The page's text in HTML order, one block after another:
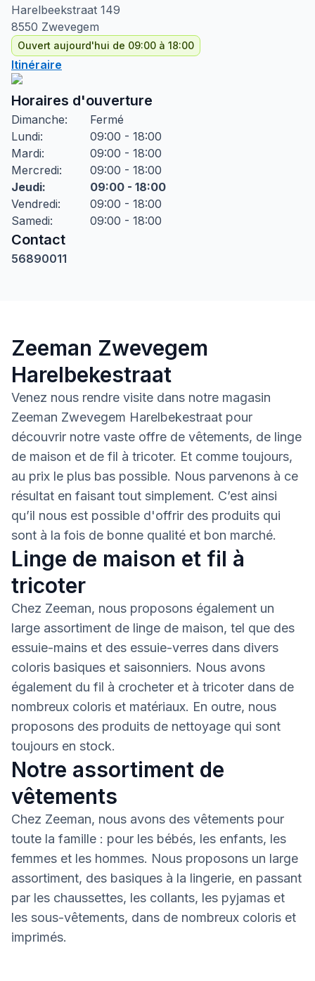
Harelbeekstraat 149
8550 Zwevegem
Ouvert aujourd'hui de 09:00 à 18:00
Itinéraire
Horaires d'ouverture
Dimanche:
Fermé
Lundi:
09:00 - 18:00
Mardi:
09:00 - 18:00
Mercredi:
09:00 - 18:00
Jeudi:
09:00 - 18:00
Vendredi:
09:00 - 18:00
Samedi: 09:00 - 18:00
Contact
56890011
Zeeman Zwevegem
Harelbekestraat
Venez nous rendre visite dans notre magasin
Zeeman Zwevegem Harelbekestraat pour
découvrir notre vaste offre de vêtements, de linge
de maison et de fil à tricoter. Et comme toujours,
au prix le plus bas possible. Nous parvenons à ce
résultat en faisant tout simplement. C’est ainsi
qu’il nous est possible d'offrir des produits qui
sont à la fois de bonne qualité et bon marché.
Linge de maison et fil à
tricoter
Chez Zeeman, nous proposons également un
large assortiment de linge de maison, tel que des
essuie-mains et des essuie-verres dans divers
coloris basiques et saisonniers. Nous avons
également du fil à crocheter et à tricoter dans de
nombreux coloris et matériaux. En outre, nous
proposons des produits de nettoyage qui sont
toujours en stock.
Notre assortiment de
vêtements
Chez Zeeman, nous avons des vêtements pour
toute la famille : pour les bébés, les enfants, les
femmes et les hommes. Nous proposons un large
assortiment, des basiques à la lingerie, en passant
par les chaussettes, les collants, les pyjamas et
les sous-vêtements, dans de nombreux coloris et
imprimés.